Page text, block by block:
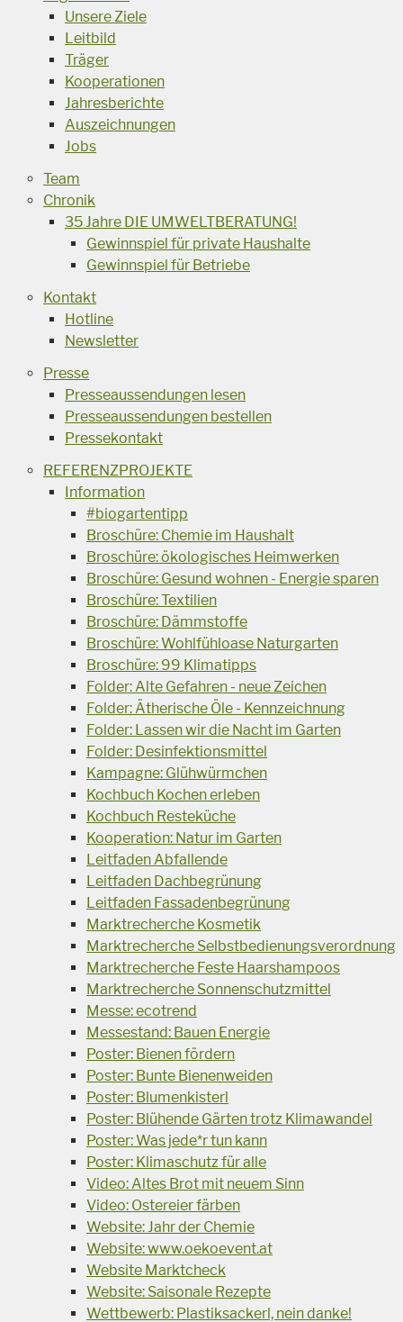
Unsere Ziele
Leitbild
Träger
Kooperationen
Jahresberichte
Auszeichnungen
Jobs
Team
Chronik
35 Jahre DIE UMWELTBERATUNG!
Gewinnspiel für private Haushalte
Gewinnspiel für Betriebe
Kontakt
Hotline
Newsletter
Presse
Presseaussendungen lesen
Presseaussendungen bestellen
Pressekontakt
REFERENZPROJEKTE
Information
#biogartentipp
Broschüre: Chemie im Haushalt
Broschüre: ökologisches Heimwerken
Broschüre: Gesund wohnen - Energie sparen
Broschüre: Textilien
Broschüre: Dämmstoffe
Broschüre: Wohlfühloase Naturgarten
Broschüre: 99 Klimatipps
Folder: Alte Gefahren - neue Zeichen
Folder: Ätherische Öle - Kennzeichnung
Folder: Lassen wir die Nacht im Garten
Folder: Desinfektionsmittel
Kampagne: Glühwürmchen
Kochbuch Kochen erleben
Kochbuch Resteküche
Kooperation: Natur im Garten
Leitfaden Abfallende
Leitfaden Dachbegrünung
Leitfaden Fassadenbegrünung
Marktrecherche Kosmetik
Marktrecherche Selbstbedienungsverordnung
Marktrecherche Feste Haarshampoos
Marktrecherche Sonnenschutzmittel
Messe: ecotrend
Messestand: Bauen Energie
Poster: Bienen fördern
Poster: Bunte Bienenweiden
Poster: Blumenkisterl
Poster: Blühende Gärten trotz Klimawandel
Poster: Was jede*r tun kann
Poster: Klimaschutz für alle
Video: Altes Brot mit neuem Sinn
Video: Ostereier färben
Website: Jahr der Chemie
Website: www.oekoevent.at
Website Marktcheck
Website: Saisonale Rezepte
Wettbewerb: Plastiksackerl, nein danke!